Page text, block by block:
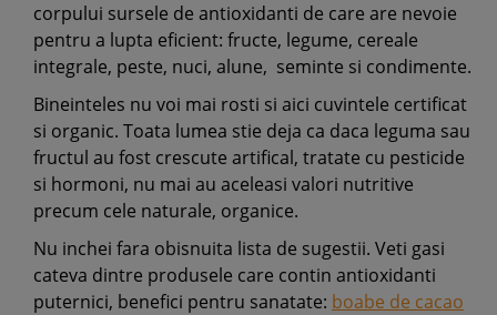
corpului sursele de antioxidanti de care are nevoie
pentru a lupta eficient: fructe, legume, cereale
integrale, peste, nuci, alune, seminte si condimente.
Bineinteles nu voi mai rosti si aici cuvintele certificat
si organic. Toata lumea stie deja ca daca leguma sau
fructul au fost crescute artifical, tratate cu pesticide
si hormoni, nu mai au aceleasi valori nutritive
precum cele naturale, organice.
Nu inchei fara obisnuita lista de sugestii. Veti gasi
cateva dintre produsele care contin antioxidanti
puternici, benefici pentru sanatate: boabe de cacao